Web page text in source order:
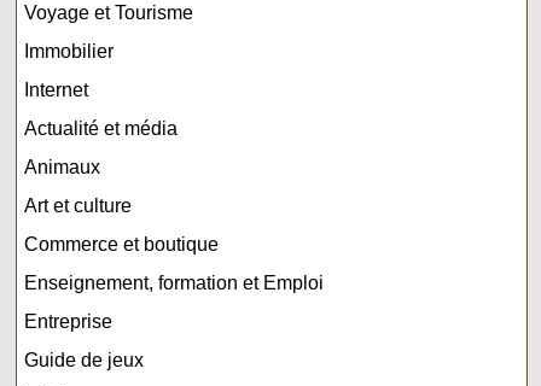
Voyage et Tourisme
Immobilier
Internet
Actualité et média
Animaux
Art et culture
Commerce et boutique
Enseignement, formation et Emploi
Entreprise
Guide de jeux